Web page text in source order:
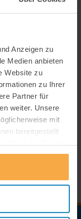
Anzeigen zu
Medien anbieten
Website zu
zu Ihrer
Partner für
weiter. Unsere
mit
bereitgestellt